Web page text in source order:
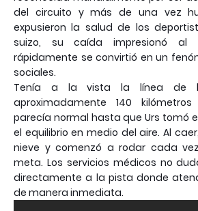
del circuito y más de una vez
expusieron la salud de los
suizo, su caída impresionó al
rápidamente se convirtió en un
sociales.
Tenía a la vista la línea de
aproximadamente 140
parecía normal hasta que Urs tomó
el equilibrio en medio del aire. Al
nieve y comenzó a rodar cada
meta. Los servicios médicos no
directamente a la pista donde
de manera inmediata.